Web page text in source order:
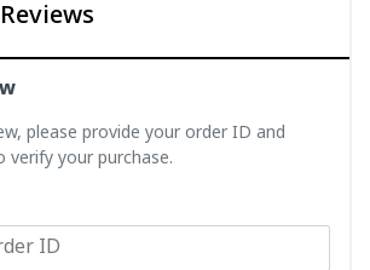
please provide your order ID and
verify your purchase.